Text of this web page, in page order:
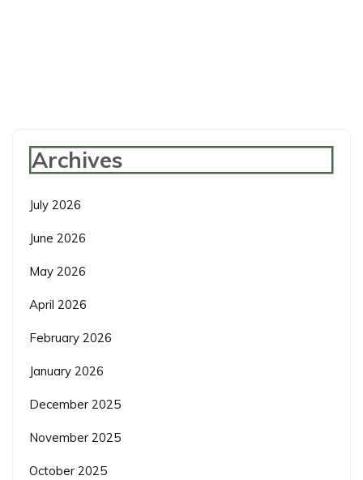
Archives
July 2026
June 2026
May 2026
April 2026
February 2026
January 2026
December 2025
November 2025
October 2025